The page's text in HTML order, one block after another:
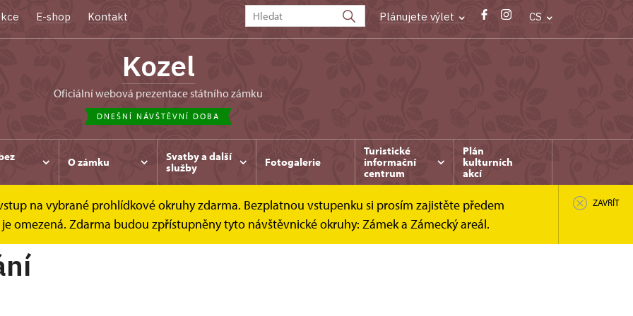
E-shop Kontakt Plánujete výlet CS
Kozel
oficiální webová prezentace státního zámku
DNEŠNÍ NÁVŠTĚVNÍ DOBA
O zámku
Svatby a další
služby
Fotogalerie
Turistické
informační
centrum
Plán
kulturních
akcí
na vybrané prohlídkové okruhy zdarma. Bezplatnou vstupenku si prosím zajistěte předem
omezená. Zdarma budou zpřístupněny tyto návštěvnické okruhy: Zámek a Zámecký areál.
ZAVŘÍT